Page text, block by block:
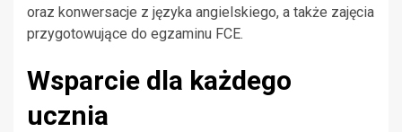
oraz konwersacje z języka angielskiego, a także zajęcia
przygotowujące do egzaminu FCE.
Wsparcie dla każdego
ucznia